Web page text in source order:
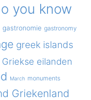
you know
gastronomie gastronomy
greek islands
Griekse eilanden
March monuments
Griekenland